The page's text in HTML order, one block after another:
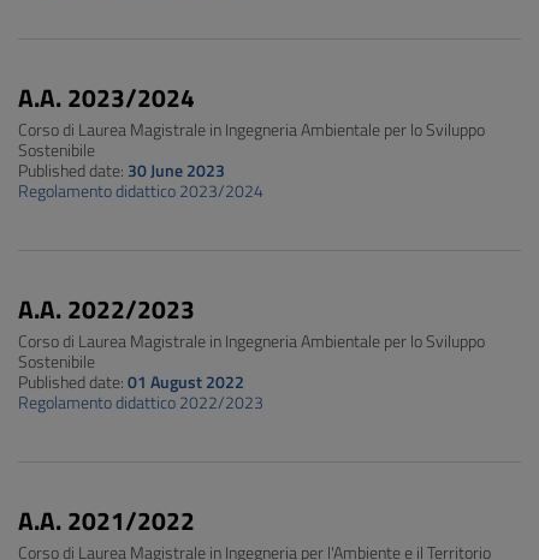
A.A. 2023/2024
Corso di Laurea Magistrale in Ingegneria Ambientale per lo Sviluppo
Sostenibile
Published date: 30 June 2023
Regolamento didattico 2023/2024
A.A. 2022/2023
Corso di Laurea Magistrale in Ingegneria Ambientale per lo Sviluppo
Sostenibile
Published date:01 August 2022
Regolamento didattico 2022/2023
A.A. 2021/2022
Corso di Laurea Magistrale in Ingegneria per l'Ambiente e il Territorio